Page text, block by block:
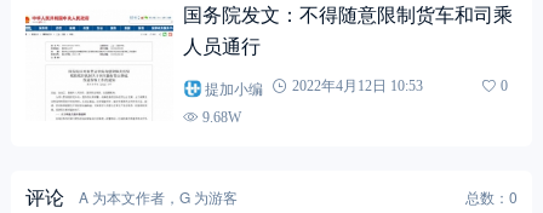
国务院发文：不得随意限制货车和司乘
人员通行
提加小编 2022年4月12日 10:53
0
9.68W
评论 A 为本文作者，G 为游客 总数：0